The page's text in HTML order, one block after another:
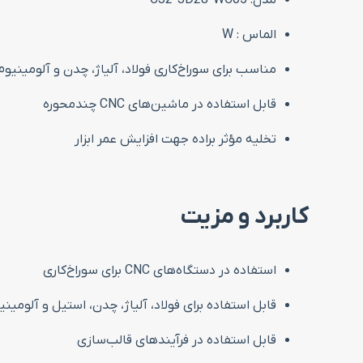
الماس : W
مناسب برای سوراخ‌کاری فولاد، آلیاژ، چدن و
قابل استفاده در ماشین‌های CNC چندمحوره
تخلیه مؤثر براده جهت افزایش عمر ابزار
کاربرد و مزیت
استفاده در دستگاه‌های CNC برای سوراخ‌کاری
قابل استفاده برای فولاد، آلیاژ، چدن، استیل و
قابل استفاده در فرآیندهای قالب‌سازی